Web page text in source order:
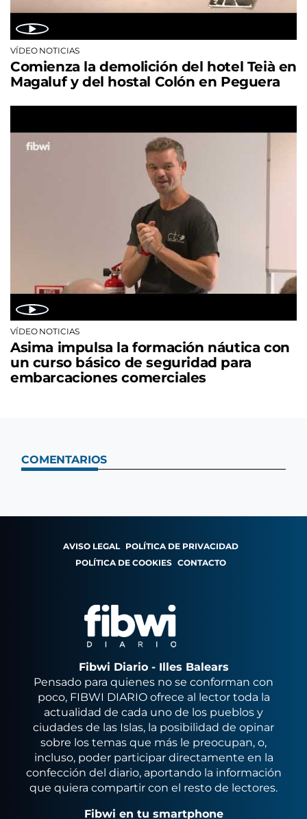
VÍDEO NOTICIAS
Comienza la demolición del hotel Teià en
Magaluf y del hostal Colón en Peguera
VÍDEO NOTICIAS
Asima impulsa la formación náutica con
un curso básico de seguridad para
embarcaciones comerciales
COMENTARIOS
AVISO LEGAL POLÍTICA DE PRIVACIDAD
POLÍTICA DE COOKIES CONTACTO
Fibwi Diario - Illes Balears
Pensado para quienes no se conforman con
poco, FIBWI DIARIO ofrece al lector toda la
actualidad de cada uno de los pueblos y
ciudades de las Islas, la posibilidad de opinar
sobre los temas que más le preocupan, o,
incluso, poder participar directamente en la
confección del diario, aportando la información
que quiera compartir con el resto de lectores.
Fibwi en tu smartphone